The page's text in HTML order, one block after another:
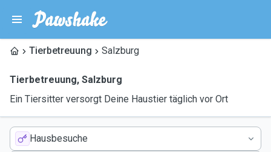
Tierbetreuung Salzburg
Tierbetreuung, Salzburg
Ein Tiersitter versorgt Deine Haustier täglich vor Ort
Hausbesuche